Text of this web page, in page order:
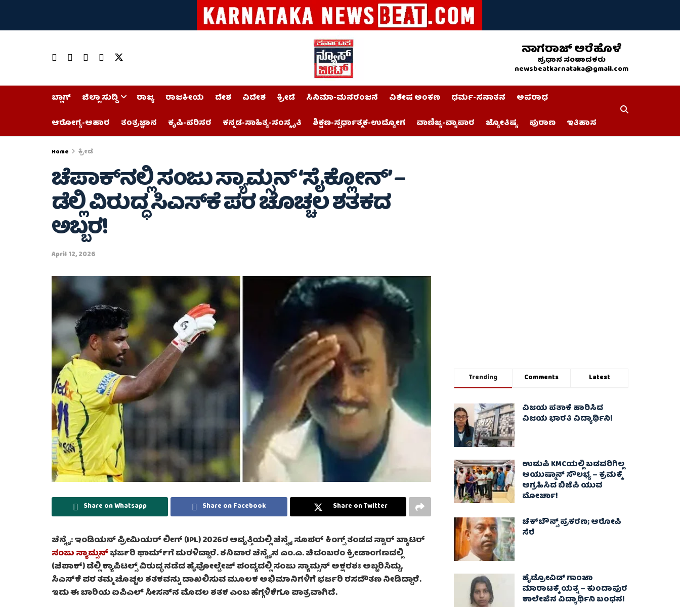
ನಾಗರಾಜ್ ಅರೆಹೊಳೆ
ಪ್ರಧಾನ ಸಂಪಾದಕರು
newsbeatkarnataka@gmail.com
ಬ್ಲಾಗ್ ಜಿಲ್ಲಾ ಸುದ್ದಿ ರಾಜ್ಯ ರಾಜಕೀಯ ದೇಶ ವಿದೇಶ ಕ್ರೀಡೆ ಸಿನಿಮಾ-ಮನರಂಜನೆ ವಿಶೇಷ ಅಂಕಣ ಧರ್ಮ-ಸನಾತನ
ಅಪರಾಧ
ಆರೋಗ್ಯ-ಆಹಾರ
ತಂತ್ರಜ್ಞಾನ ಕೃಷಿ-ಪರಿಸರ ಕನ್ನಡ-ಸಾಹಿತ್ಯ-ಸಂಸ್ಕೃತಿ ಶಿಕ್ಷಣ-ಸ್ಪರ್ಧಾತ್ಮಕ-ಉದ್ಯೋಗ ವಾಣಿಜ್ಯ-ವ್ಯಾಪಾರ ಜ್ಯೋತಿಷ್ಯ ಪುರಾಣ ಇತಿಹಾಸ
Home ಕ್ರೀಡೆ
ಚೆಪಾಕ್‌ನಲ್ಲಿ ಸಂಜು ಸ್ಯಾಮ್ಸನ್ ‘ಸೈಕ್ಲೋನ್’ –
ಡೆಲ್ಲಿ ವಿರುದ್ಧ ಸಿಎಸ್‌ಕೆ ಪರ ಚೊಚ್ಚಲ ಶತಕದ
ಅಬ್ಬರ!
April 12, 2026
Share on Whatsapp Share on Facebook Share on Twitter
ಚೆನ್ನೈ: ಇಂಡಿಯನ್ ಪ್ರೀಮಿಯರ್ ಲೀಗ್ (IPL) 2026ರ ಆವೃತ್ತಿಯಲ್ಲಿ ಚೆನ್ನೈ ಸೂಪರ್ ಕಿಂಗ್ಸ್ ತಂಡದ ಸ್ಟಾರ್ ಬ್ಯಾಟರ್
ಸಂಜು ಸ್ಯಾಮ್ಸನ್ಭರ್ಜರಿ ಫಾರ್ಮ್‌ಗೆ ಮರಳಿದ್ದಾರೆ. ಶನಿವಾರ ಚೆನ್ನೈನ ಎಂ.ಎ. ಚಿದಂಬರಂ ಕ್ರೀಡಾಂಗಣದಲ್ಲಿ
(ಚೆಪಾಕ್) ಡೆಲ್ಲಿ ಕ್ಯಾಪಿಟಲ್ಸ್ ವಿರುದ್ಧ ನಡೆದ ಹೈವೋಲ್ಟೇಜ್ ಪಂದ್ಯದಲ್ಲಿ ಸಂಜು ಸ್ಯಾಮ್ಸನ್ ಅಕ್ಷರಶಃ ಅಬ್ಬರಿಸಿದ್ದು,
ಸಿಎಸ್‌ಕೆ ಪರ ತಮ್ಮ ಚೊಚ್ಚಲ ಶತಕವನ್ನು ದಾಖಲಿಸುವ ಮೂಲಕ ಅಭಿಮಾನಿಗಳಿಗೆ ಭರ್ಜರಿ ರಸದೌತಣ ನೀಡಿದ್ದಾರೆ.
ಇದು ಈ ಬಾರಿಯ ಐಪಿಎಲ್ ಸೀಸನ್‌ನ ಮೊದಲ ಶತಕ ಎಂಬ ಹೆಗ್ಗಳಿಕೆಗೂ ಪಾತ್ರವಾಗಿದೆ.
Trending Comments Latest
ವಿಜಯ ಪತಾಕೆ ಹಾರಿಸಿದ
ವಿಜಯ ಭಾರತಿ ವಿದ್ಯಾರ್ಥಿನಿ!
ಉಡುಪಿ KMCಯಲ್ಲಿ ಬಡವರಿಗಿಲ್ಲ
ಆಯುಷ್ಮಾನ್ ಸೌಲಭ್ಯ – ಕ್ರಮಕ್ಕೆ
ಆಗ್ರಹಿಸಿದ ಬಿಜೆಪಿ ಯುವ
ಮೋರ್ಚಾ!
ಚೆಕ್​ಬೌನ್ಸ್​ ಪ್ರಕರಣ; ಆರೋಪಿ
ಸೆರೆ
ಹೈಡ್ರೋವಿಡ್ ಗಾಂಜಾ
ಮಾರಾಟಕ್ಕೆ ಯತ್ನ – ಕುಂದಾಪುರ
ಕಾಲೇಜಿನ ವಿದ್ಯಾರ್ಥಿನಿ ಬಂಧನ!